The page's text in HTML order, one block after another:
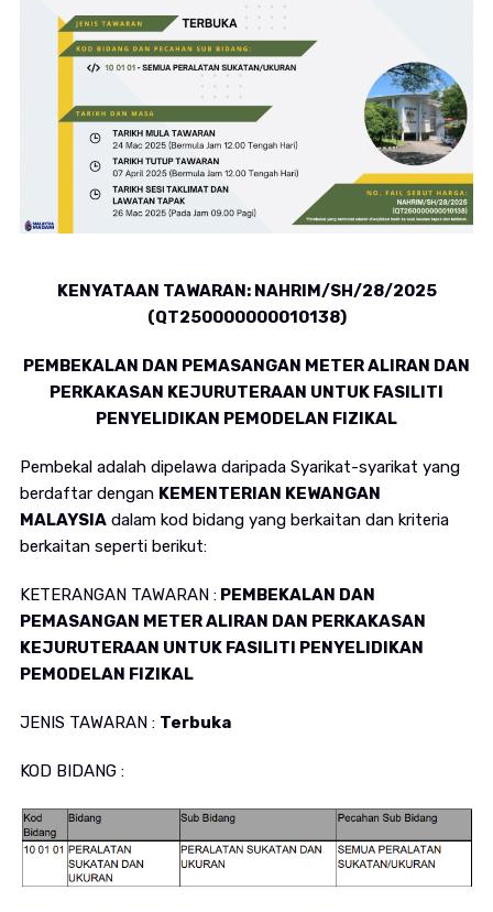
KENYATAAN TAWARAN: NAHRIM/SH/28/2025
(QT250000000010138)
PEMBEKALAN DAN PEMASANGAN METER ALIRAN DAN
PERKAKASAN KEJURUTERAAN UNTUK FASILITI
PENYELIDIKAN PEMODELAN FIZIKAL
Pembekal adalah dipelawa daripada Syarikat-syarikat yang
berdaftar dengan KEMENTERIAN KEWANGAN
MALAYSIAdalam kod bidang yang berkaitan dan kriteria
berkaitan seperti berikut:
KETERANGAN TAWARAN :PEMBEKALAN DAN
PEMASANGAN METER ALIRAN DAN PERKAKASAN
KEJURUTERAAN UNTUK FASILITI PENYELIDIKAN
PEMODELAN FIZIKAL
JENIS TAWARAN : Terbuka
KOD BIDANG :